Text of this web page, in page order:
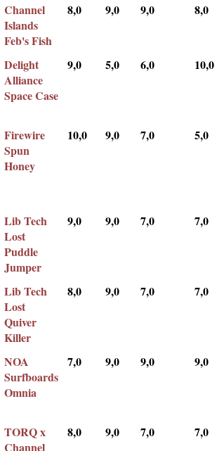
Channel
Islands
Feb's Fish
8,0 9,0 9,0 8,0
Delight
Alliance
Space Case
9,0 5,0 6,0 10,0
Firewire
Spun
Honey
10,0 9,0 7,0 5,0
Lib Tech
Lost
Puddle
Jumper
9,0 9,0 7,0 7,0
Lib Tech
Lost
Quiver
Killer
8,0 9,0 7,0 7,0
NOA
Surfboards
Omnia
7,0 9,0 9,0 9,0
TORQ x
Channel
8,0 9,0 7,0 7,0